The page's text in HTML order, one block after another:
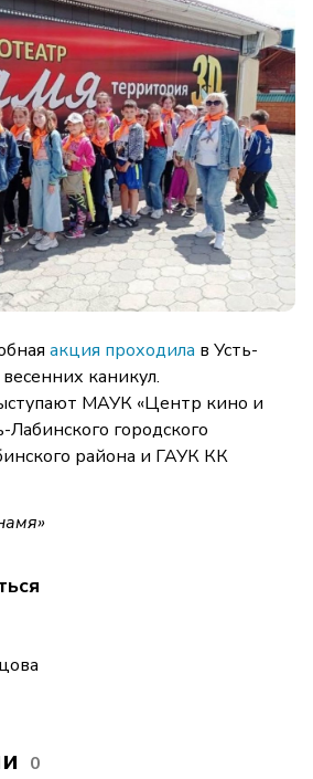
акция проходила в Усть-
каникул.
МАУК «Центр кино и
Лабинского городского
района и ГАУК КК
0